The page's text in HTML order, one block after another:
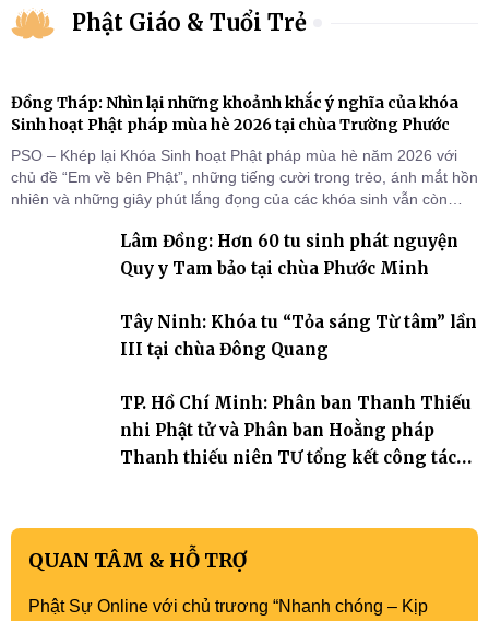
Phật Giáo & Tuổi Trẻ
Đồng Tháp: Nhìn lại những khoảnh khắc ý nghĩa của khóa
Sinh hoạt Phật pháp mùa hè 2026 tại chùa Trường Phước
PSO – Khép lại Khóa Sinh hoạt Phật pháp mùa hè năm 2026 với
chủ đề “Em về bên Phật”, những tiếng cười trong trẻo, ánh mắt hồn
nhiên và những giây phút lắng đọng của các khóa sinh vẫn còn
Tháp). Những tuần tu học ngắn ngủi nhưng đã trở thành hành
trang quý báu, gieo những hạt giống thiện l
Lâm Đồng: Hơn 60 tu sinh phát nguyện
Quy y Tam bảo tại chùa Phước Minh
Tây Ninh: Khóa tu “Tỏa sáng Từ tâm” lần
III tại chùa Đông Quang
TP. Hồ Chí Minh: Phân ban Thanh Thiếu
nhi Phật tử và Phân ban Hoằng pháp
Thanh thiếu niên TƯ tổng kết công tác
QUAN TÂM & HỖ TRỢ
Phật Sự Online với chủ trương “Nhanh chóng – Kịp